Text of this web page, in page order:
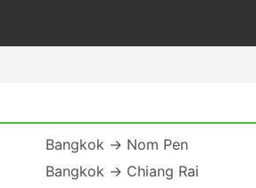
Bangkok → Nom Pen
Bangkok → Chiang Rai